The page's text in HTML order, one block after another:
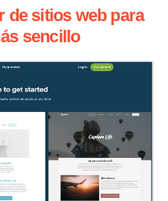
de sitios web para
sencillo